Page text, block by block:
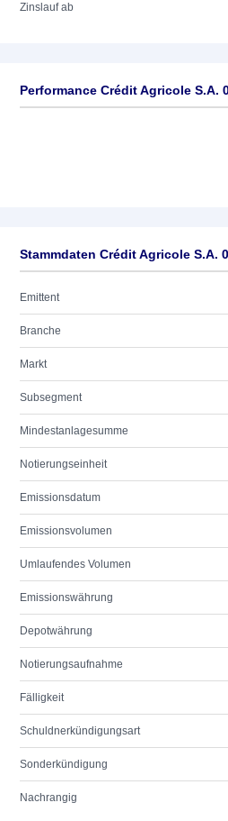
Zinslauf ab
Performance Crédit Agricole S.A.
Stammdaten Crédit Agricole S.A.
Emittent
Branche
Markt
Subsegment
Mindestanlagesumme
Notierungseinheit
Emissionsdatum
Emissionsvolumen
Umlaufendes Volumen
Emissionswährung
Depotwährung
Notierungsaufnahme
Fälligkeit
Schuldnerkündigungsart
Sonderkündigung
Nachrangig